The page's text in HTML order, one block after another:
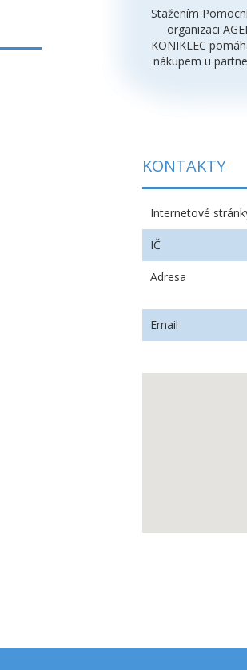
Stažením
organizaci
KONIKLEC
nákupem u
KONTAKTY
Internetové
IČ
Adresa
Email